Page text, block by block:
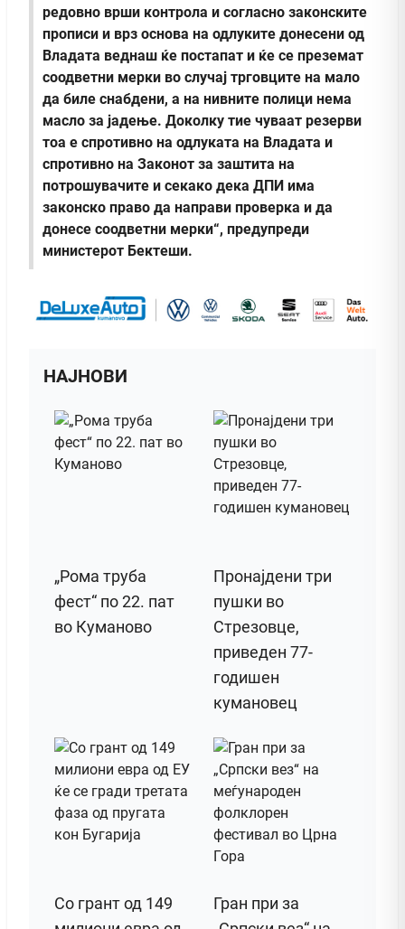
редовно врши контрола и согласно законските
прописи и врз основа на одлуките донесени од
Владата веднаш ќе постапат и ќе се преземат
соодветни мерки во случај трговците на мало
да биле снабдени, а на нивните полици нема
масло за јадење. Доколку тие чуваат резерви
тоа е спротивно на одлуката на Владата и
спротивно на Законот за заштита на
потрошувачите и секако дека ДПИ има
законско право да направи проверка и да
донесе соодветни мерки“, предупреди
министерот Бектеши.
НАЈНОВИ
„Рома труба
фест“ по 22. пат
во Куманово
Пронајдени три
пушки во
Стрезовце,
приведен 77-
годишен
кумановец
Со грант од 149
Гран при за